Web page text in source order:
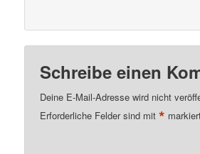
Schreibe einen
Deine E-Mail-Adresse wird nicht
Erforderliche Felder sind mit*